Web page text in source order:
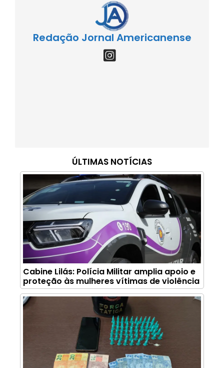
Redação Jornal Americanense
ÚLTIMAS NOTÍCIAS
Cabine Lilás: Polícia Militar amplia apoio e
proteção às mulheres vítimas de violência